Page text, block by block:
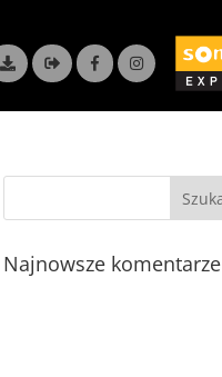
Najnowsze komentarze